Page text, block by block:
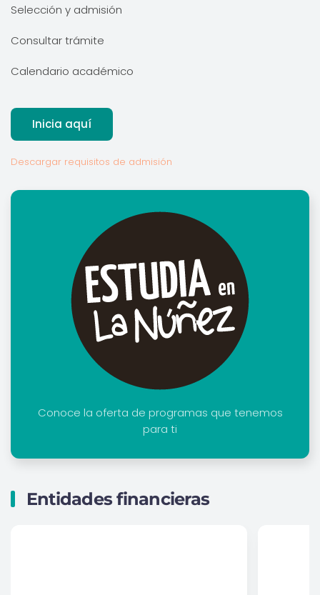
Selección y admisión
Consultar trámite
Calendario académico
Inicia aquí
Descargar requisitos de admisión
Conoce la oferta de programas que tenemos
para ti
Entidades financieras